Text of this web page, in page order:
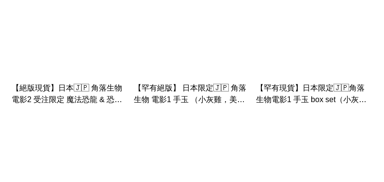
【絕版現貨】日本🇯🇵 角落生物
電影2 受注限定 魔法恐龍 & 恐龍
【罕有絕版】 日本限定🇯🇵 角落
生物 電影1 手玉 （小灰雞，美人
【罕有現貨】日本限定🇯🇵角落
生物電影1 手玉 box set（小灰雞